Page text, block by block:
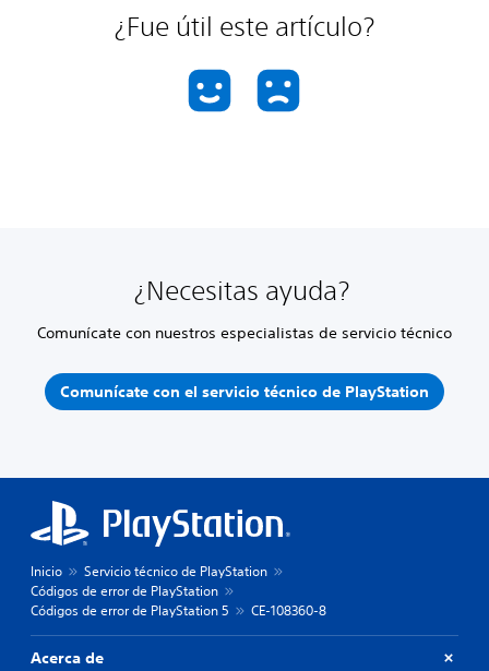
¿Fue útil este artículo?
¿Necesitas ayuda?
Comunícate con nuestros especialistas de servicio técnico
Comunícate con el servicio técnico de PlayStation
Inicio
Servicio técnico de PlayStation
Códigos de error de PlayStation
Códigos de error de PlayStation 5
CE-108360-8
Acerca de